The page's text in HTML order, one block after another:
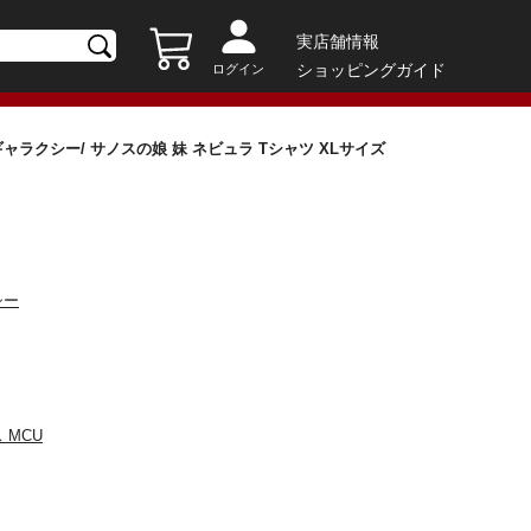
ログイン
実店舗情報
ショッピングガイド
ラクシー/ サノスの娘 妹 ネビュラ Tシャツ XLサイズ
MCU